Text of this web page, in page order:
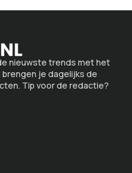
nieuwste trends met het
brengen je dagelijks de
Tip voor de redactie?